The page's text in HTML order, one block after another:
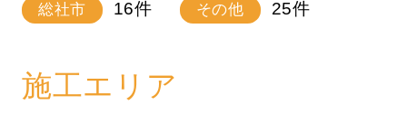
総社市 16件 その他 25件
施工エリア